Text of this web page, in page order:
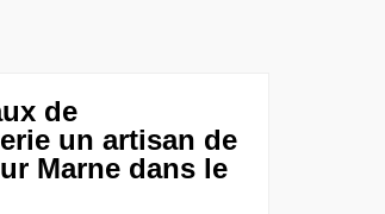
de
un artisan de
Marne dans le